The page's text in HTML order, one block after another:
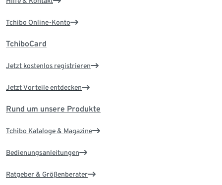
Tchibo Online-Konto
TchiboCard
Jetzt kostenlos registrieren
Jetzt Vorteile entdecken
Rund um unsere Produkte
Tchibo Kataloge & Magazine
Bedienungsanleitungen
Ratgeber & Größenberater